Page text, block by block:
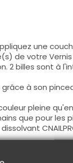
une
de votre
2 billes sont à
à son
pleine
que pour les